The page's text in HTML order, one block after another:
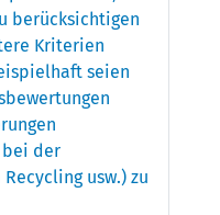
berücksichtigen
Kriterien
seien
bei der
usw.) zu